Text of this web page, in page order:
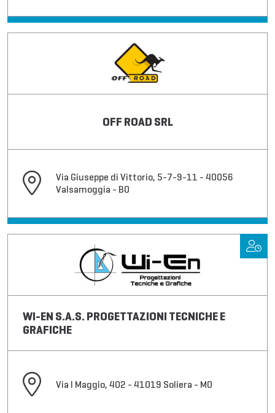
OFF ROAD SRL
Via Giuseppe di Vittorio, 5-7-9-11 - 40056
Valsamoggia - BO
WI-EN S.A.S. PROGETTAZIONI TECNICHE E
GRAFICHE
Via I Maggio, 402 - 41019 Soliera - MO